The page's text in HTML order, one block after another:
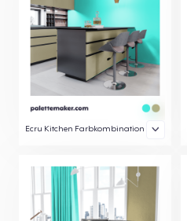
Ecru Kitchen Farbkombination